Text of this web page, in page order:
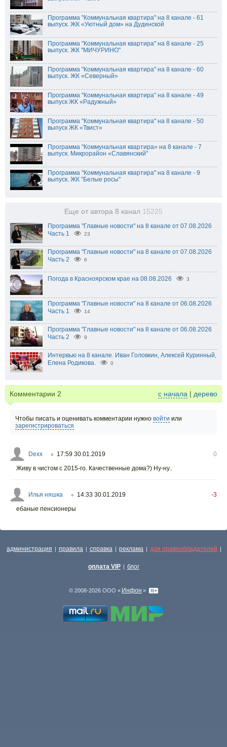
Программа "Коммунальная квартира" на 8 канале - 61
выпуск. ЖК «Уютный дом» на Дудинской
Программа "Коммунальная квартира" на 8 канале - 25
выпуск. ЖК "МИЧУРИНО"
Программа "Коммунальная квартира" на 8 канале - 60
выпуск. ЖК «Северный»
Программа "Коммунальная квартира" на 8 канале - 49
выпуск ЖК «Радужный»
Программа "Коммунальная квартира" на 8 канале - 50
выпуск ЖК «Твист»
Программа "Коммунальная квартира» на 8 канале - 7
выпуск. Микрорайон «Славянский"
Программа "Коммунальная квартира" на 8 канале - 9
выпуск. ЖК "Белые росы"
Еще от автора 8 канал 15225
Программа "Главные новости" на 8 канале от 07.08.2026
Часть 1
23
Программа "Главные новости" на 8 канале от 07.08.2026
Часть 2
6
Погода в Красноярском крае на 08.08.2026 3
Программа "Главные новости" на 8 канале от 06.08.2026
Часть 1
14
Программа "Главные новости" на 8 канале от 06.08.2026
Часть 2
9
Интервью на 8 канале. Иван Головкин, Алексей Куринный,
Елена Родикова.
0
Комментарии 2 с начала | дерево
Чтобы писать и оценивать комментарии нужно войти или
зарегистрироваться
Dexx ○ 17:59 30.01.2019
0
Живу в чистом с 2015-го. Качественные дома?) Ну-ну..
Илья няшка ○ 14:33 30.01.2019
-3
ебаные пенсионеры
администрация | правила | справка | реклама | для правообладателей |
оплата VIP | блог
© 2008-2026 ООО « Инфон »